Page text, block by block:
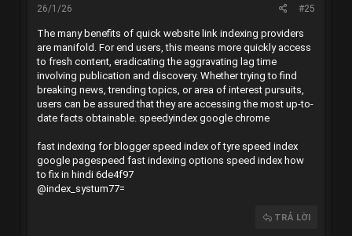
26/1/26 #25
The many benefits of quick website link indexing providers
are manifold. For end users, this means more quickly access
to fresh content, eradicating the aggravating lag time
involving publication and discovery. Whether trying to find
breaking news, trending topics, or area of interest pursuits,
users can be assured that they are accessing the most up-to-
date facts obtainable. speedyindex google chrome
fast indexing for blogger speed index of tyre speed index
google pagespeed fast indexing options speed index how
to fix in hindi6de4f97
@index_systum77=
TRẢ LỜI